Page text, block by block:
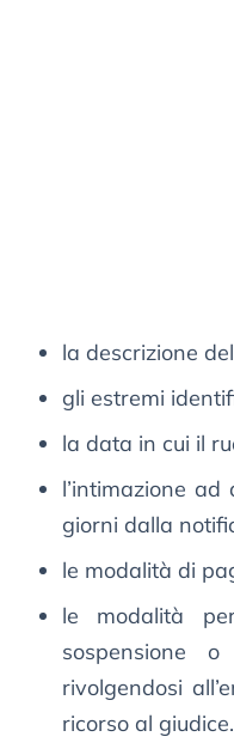
la descrizione
gli estremi
la data in cui il
l’intimazione
giorni dalla
le modalità di
le modalità
sospensione
rivolgendosi
ricorso al giudice.